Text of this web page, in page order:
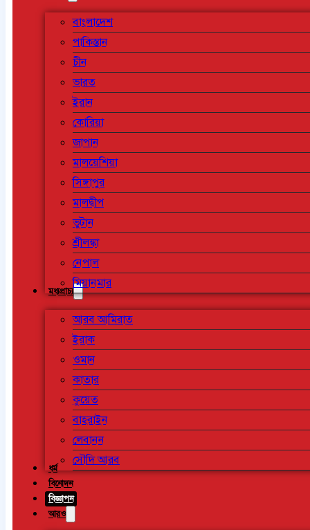
বাংলাদেশ
পাকিস্তান
চীন
ভারত
ইরান
কোরিয়া
জাপান
মালয়েশিয়া
সিঙ্গাপুর
মালদ্বীপ
ভুটান
শ্রীলঙ্কা
নেপাল
মিয়ানমার
মধ্যপ্রাচ্য
আরব আমিরাত
ইরাক
ওমান
কাতার
কুয়েত
বাহরাইন
লেবানন
সৌদি আরব
ধর্ম
বিনোদন
বিজ্ঞাপন
আরও